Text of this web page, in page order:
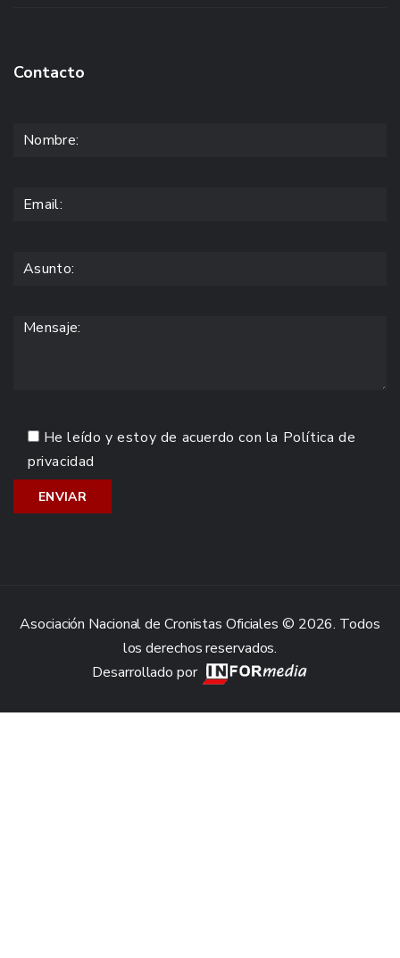
Contacto
He leído y estoy de acuerdo con la Política de
privacidad
Asociación Nacional de Cronistas Oficiales © 2026. Todos
los derechos reservados.
Desarrollado por